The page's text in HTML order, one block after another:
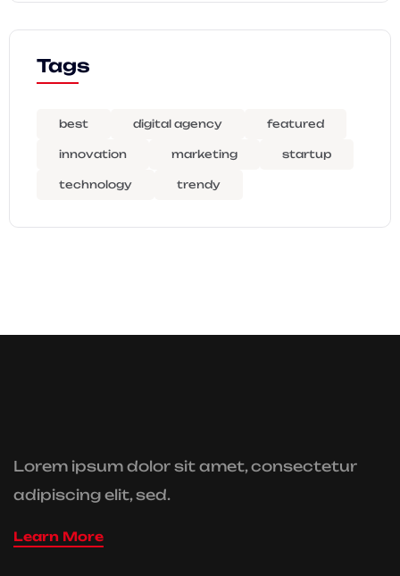
Tags
best digital agency featured
innovation marketing startup
technology trendy
Lorem ipsum dolor sit amet, consectetur
adipiscing elit, sed.
Learn More